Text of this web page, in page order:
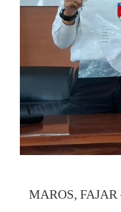
MAROS, FAJAR